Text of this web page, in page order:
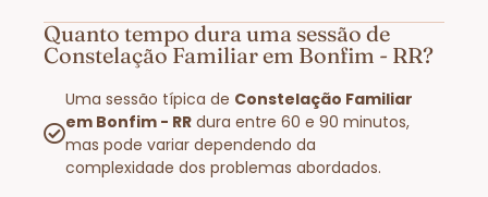
Quanto tempo dura uma sessão de
Constelação Familiar em Bonfim - RR?
Uma sessão típica de Constelação Familiar
em Bonfim - RR dura entre 60 e 90 minutos,
mas pode variar dependendo da
complexidade dos problemas abordados.